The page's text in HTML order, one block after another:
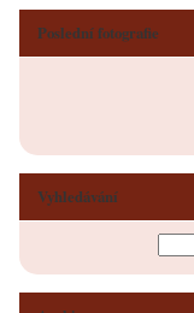
Poslední fotografie
Vyhledávání